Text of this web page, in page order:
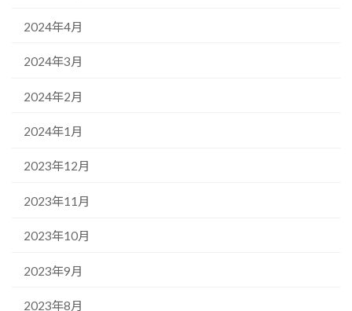
2024年4月
2024年3月
2024年2月
2024年1月
2023年12月
2023年11月
2023年10月
2023年9月
2023年8月